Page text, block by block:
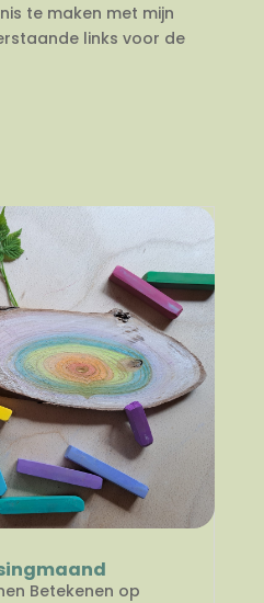
te maken met mijn
links voor de
Betekenen op